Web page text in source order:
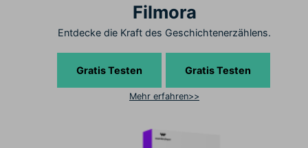
Filmora
Entdecke die Kraft des Geschichtenerzählens.
Gratis Testen Gratis Testen
Mehr erfahren>>